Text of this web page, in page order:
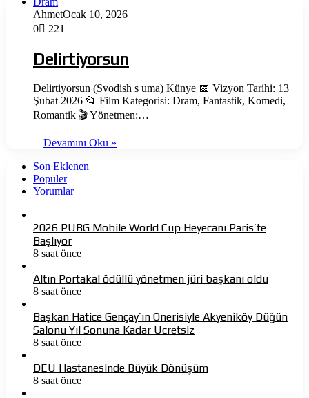
AhmetOcak 10, 2026
0
221
Delirtiyorsun
Delirtiyorsun (Svodish s uma) Künye 📅 Vizyon Tarihi: 13
Şubat 2026 📂 Film Kategorisi: Dram, Fantastik, Komedi,
Romantik 🎬 Yönetmen:…
Devamını Oku »
Son Eklenen
Popüler
Yorumlar
2026 PUBG Mobile World Cup Heyecanı Paris’te
Başlıyor
8 saat önce
Altın Portakal ödüllü yönetmen jüri başkanı oldu
8 saat önce
Başkan Hatice Gençay’ın Önerisiyle Akyeniköy Düğün
Salonu Yıl Sonuna Kadar Ücretsiz
8 saat önce
DEÜ Hastanesinde Büyük Dönüşüm
8 saat önce